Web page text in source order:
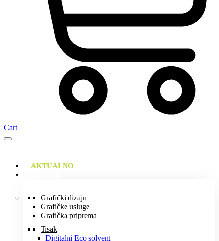
Cart
AKTUALNO
Grafički dizajn
Grafičke usluge
Grafička priprema
Tisak
Digitalni Eco solvent